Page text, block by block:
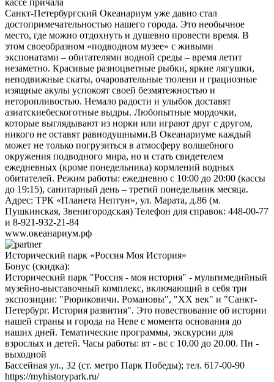
Санкт-Петербургский Океанариум уже давно стал
достопримечательностью нашего города. Это необычное
место, где можно отдохнуть и душевно провести время. В
этом своеобразном «подводном музее» с живыми
экспонатами – обитателями водной среды – время летит
незаметно. Красивые разноцветные рыбки, яркие лягушки,
неподвижные скаты, очаровательные тюлени и грациозные
изящные акулы успокоят своей безмятежностью и
неторопливостью. Немало радости и улыбок доставят
азиатскиебескоготные выдры. Любопытные мордочки,
которые выглядывают из норки или играют друг с другом,
никого не оставят равнодушными.В Океанариуме каждый
может не только погрузиться в атмосферу волшебного
окружения подводного мира, но и стать свидетелем
ежедневных (кроме понедельника) кормлений водных
обитателей. Режим работы: ежедневно с 10:00 до 20:00 (кассы
до 19:15), санитарный день – третий понедельник месяца.
Адрес: ТРК «Планета Нептун», ул. Марата, д.86 (м.
Пушкинская, Звенигородская) Телефон для справок: 448-00-77
и 8-921-932-21-84
www.океанариум.рф
Исторический парк «Россия Моя История»
Бонус (скидка):
Исторический парк "Россия - моя история" - мультимедийный
музейно-выставочный комплекс, включающий в себя три
экспозиции: "Рюриковичи. Романовы", "ХХ век" и "Санкт-
Петербург. История развития". Это повествование об истории
нашей страны и города на Неве с момента основания до
наших дней. Тематические программы, экскурсии для
взрослых и детей. Часы работы: вт - вс с 10.00 до 20.00. Пн -
выходной
Бассейная ул., 32 (ст. метро Парк Победы); тел. 617-00-90
https://myhistorypark.ru/